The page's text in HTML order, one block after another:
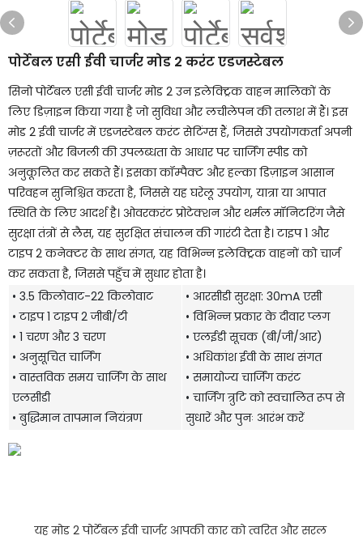
पोर्टेबल एसी ईवी चार्जर मोड 2 करंट एडजस्टेबल
सिनो पोर्टेबल एसी ईवी चार्जर मोड 2 उन इलेक्ट्रिक वाहन मालिकों के
लिए डिज़ाइन किया गया है जो सुविधा और लचीलेपन की तलाश में हैं। इस
मोड 2 ईवी चार्जर में एडजस्टेबल करंट सेटिंग्स हैं, जिससे उपयोगकर्ता अपनी
ज़रूरतों और बिजली की उपलब्धता के आधार पर चार्जिंग स्पीड को
अनुकूलित कर सकते हैं। इसका कॉम्पैक्ट और हल्का डिज़ाइन आसान
परिवहन सुनिश्चित करता है, जिससे यह घरेलू उपयोग, यात्रा या आपात
स्थिति के लिए आदर्श है। ओवरकरंट प्रोटेक्शन और थर्मल मॉनिटरिंग जैसे
सुरक्षा तंत्रों से लैस, यह सुरक्षित संचालन की गारंटी देता है। टाइप 1 और
टाइप 2 कनेक्टर के साथ संगत, यह विभिन्न इलेक्ट्रिक वाहनों को चार्ज
कर सकता है, जिससे पहुँच में सुधार होता है।
• 3.5 किलोवाट-22 किलोवाट
• टाइप 1 टाइप 2 जीबी/टी
• 1 चरण और 3 चरण
• अनुसूचित चार्जिंग
• वास्तविक समय चार्जिंग के साथ
एलसीडी
• बुद्धिमान तापमान नियंत्रण
• आरसीडी सुरक्षा: 30mA एसी
• विभिन्न प्रकार के दीवार प्लग
• एलईडी सूचक (बी/जी/आर)
• अधिकांश ईवी के साथ संगत
• समायोज्य चार्जिंग करंट
• चार्जिंग त्रुटि को स्वचालित रूप से
सुधारें और पुनः आरंभ करें
यह मोड 2 पोर्टेबल ईवी चार्जर आपकी कार को त्वरित और सरल